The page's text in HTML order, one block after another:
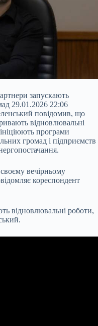
запускають
29.01.2026 22:06
повідомив, що
відновлювальні
програми
громад і підприємств
вечірньому
кореспондент
відновлювальні роботи,